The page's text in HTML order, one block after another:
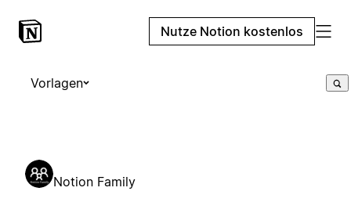
Nutze Notion kostenlos
Vorlagen
Notion Family